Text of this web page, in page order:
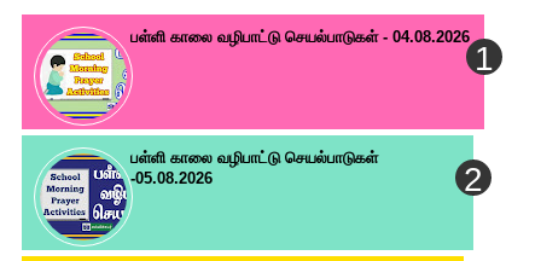
பள்ளி காலை வழிபாட்டு செயல்பாடுகள் - 04.08.2026
பள்ளி காலை வழிபாட்டு செயல்பாடுகள்
-05.08.2026